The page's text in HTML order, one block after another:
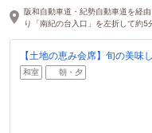
阪和自動車道・紀勢自動車道を経
り「南紀の台入口」を左折して約5
【土地の恵み会席】旬の美味
和室 朝・夕